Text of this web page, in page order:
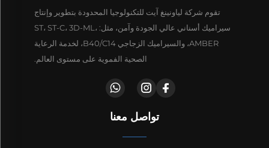
تقوم شركة لياونينغ آيت للتكنولوجيا المحدودة بتطوير وإنتاج
سيراميك أسناني عالي الجودة وآمن، مثل: ST، ST-C، 3D-ML،
AMBER، والسيراميك الزجاجي B40/C14، لخدمة الرعاية
الصحية الفموية على مستوى العالم.
تواصل معنا